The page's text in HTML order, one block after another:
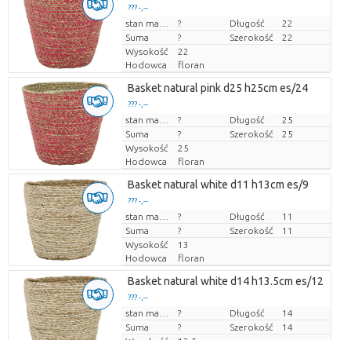
??? -,--
Cena za sztukę
? Długość
22
Suma
? Szerokość
22
Wysokość
22
Hodowca
floran
Basket natural pink d25 h25cm es/24
??? -,--
Cena za sztukę
? Długość
25
Suma
? Szerokość
25
Wysokość
25
Hodowca
floran
Basket natural white d11 h13cm es/9
??? -,--
Cena za sztukę
? Długość
11
Suma
? Szerokość
11
Wysokość
13
Hodowca
floran
Basket natural white d14 h13.5cm es/12
??? -,--
Cena za sztukę
? Długość
14
Suma
? Szerokość
14